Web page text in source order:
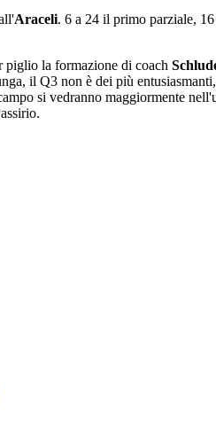
Araceli. 6 a 24 il primo parziale,
piglio la formazione di coach
il Q3 non è dei più
si vedranno maggiormente